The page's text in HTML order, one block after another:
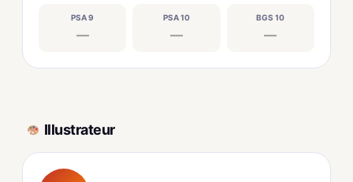
PSA 9
—
PSA 10
—
BGS 10
—
Illustrateur